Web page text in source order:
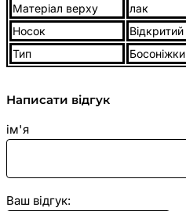
Матеріал верху
лак
Носок
Відкритий
Тип
Босоніжки
Написати відгук
ім'я
Ваш відгук: